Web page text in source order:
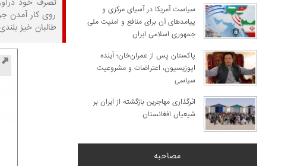
روی کار آمدن
طالبان خیز
سیاست آمریکا در آسیای مرکزی و
پیامدهای آن برای منافع و امنیت ملی
جمهوری اسلامی ایران
پاکستان پس از عمران‌خان؛ آینده
اپوزیسیون، اعتراضات و مشروعیت
سیاسی
اثرگذاری مهاجرین بازگشته از ایران بر
شیعیان افغانستان
مصاحبه